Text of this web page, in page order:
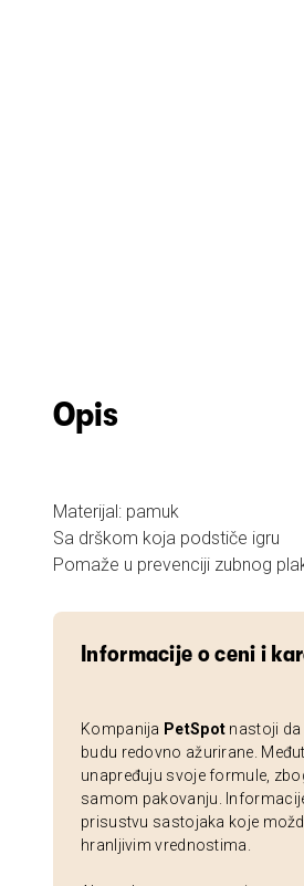
Opis
Materijal: pamuk
Sa drškom koja podstiče igru
Pomaže u prevenciji zubnog
Informacije o ceni i
Kompanija PetSpot nastoji
budu redovno ažurirane.
unapređuju svoje formule,
samom pakovanju.
prisustvu sastojaka koje
hranljivim vrednostima.